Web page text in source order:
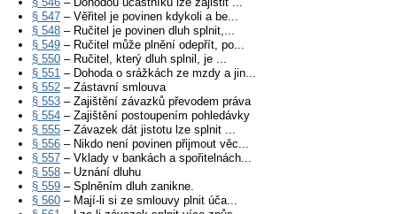
§ 547 – Věřitel je povinen kdykoli a be...
§ 548 – Ručitel je povinen dluh splnit,...
§ 549 – Ručitel může plnění odepřít, po...
§ 550 – Ručitel, který dluh splnil, je ...
§ 551 – Dohoda o srážkách ze mzdy a jin...
§ 552 – Zástavní smlouva
§ 553 – Zajištění závazků převodem práva
§ 554 – Zajištění postoupením pohledávky
§ 555 – Závazek dát jistotu lze splnit ...
§ 556 – Nikdo není povinen přijmout věc...
§ 557 – Vklady v bankách a spořitelnách...
§ 558 – Uznání dluhu
§ 559 – Splněním dluh zanikne.
§ 560 – Mají-li si ze smlouvy plnit úča...